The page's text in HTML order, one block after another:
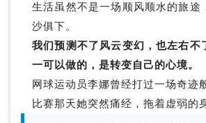
生活虽然不是一场顺风顺水的旅途
沙俱下。
我们预测不了风云变幻，也左右不
一可以做的，是转变自己的心境。
网球运动员李娜曾经打过一场奇迹
比赛那天她突然痛经，拖着虚弱的